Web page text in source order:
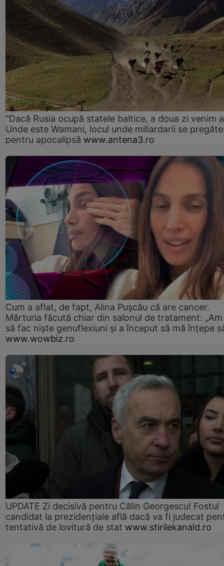
"Dacă Rusia ocupă statele baltice, a doua zi venim
Unde este Wamani, locul unde miliardarii se
pentru apocalipsă www.antena3.ro
Cum a aflat, de fapt, Alina Pușcău că are cancer.
Mărturia făcută chiar din salonul de tratament:
să fac niște genuflexiuni și a început să mă înțepe
www.wowbiz.ro
UPDATE Zi decisivă pentru Călin Georgescu! Fostul
candidat la prezidențiale află dacă va fi judecat
tentativă de lovitură de stat www.stirilekanald.ro